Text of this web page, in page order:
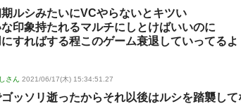
ルシみたいにVCやらないとキツい
印象持たれるマルチにしとけばいいのに
すればする程このゲーム衰退していってるよ
さん 2021/06/17(木) 15:34:51.27
ッソリ逝ったからそれ以後はルシを踏襲し